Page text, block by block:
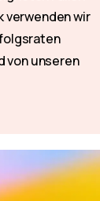
verwenden wir
von unseren